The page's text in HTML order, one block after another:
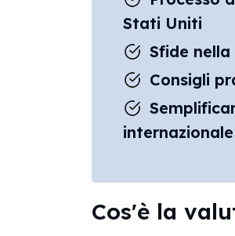
Stati Uniti
Sfide
Consigli
internazionale
Cos'è la